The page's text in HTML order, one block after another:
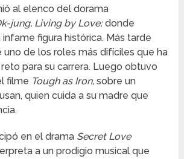
al elenco del dorama
jung, Living by Love;donde
figura histórica. Más tarde
de los roles más difíciles que ha
para su carrera. Luego obtuvo
filme Tough as Iron,sobre un
quien cuida a su madre que
en el drama Secret Love
a un prodigio musical que